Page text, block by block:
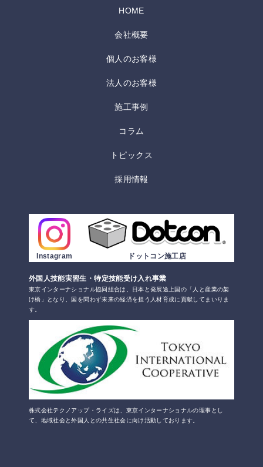
HOME
会社概要
個人のお客様
法人のお客様
施工事例
コラム
トピックス
採用情報
Instagram ドットコン施工店
外国人技能実習生・特定技能受け入れ事業
東京インターナショナル協同組合は、日本と発展途上国の「人と産業の架
け橋」となり、国を問わず未来の経済を担う人材育成に貢献してまいりま
す。
株式会社テクノアップ・ライズは、東京インターナショナルの理事とし
て、地域社会と外国人との共生社会に向け活動しております。